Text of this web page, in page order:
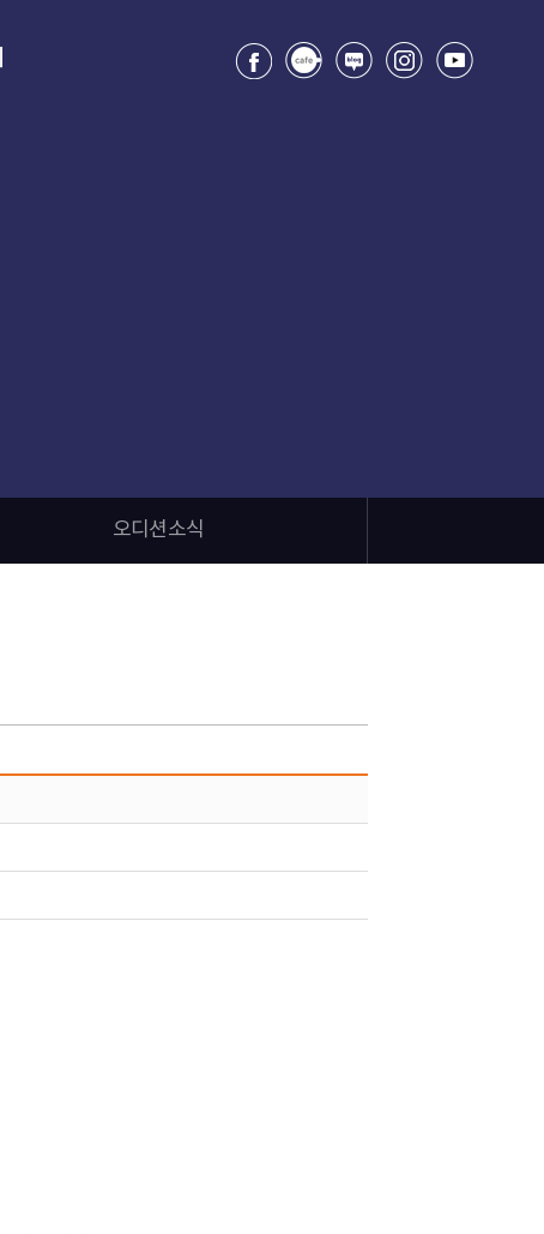
오디션소식